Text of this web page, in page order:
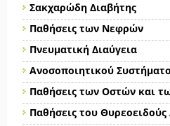
Σακχαρώδη Διαβήτης
Παθήσεις των Νεφρών
Πνευματική Διαύγεια
Ανοσοποιητικού
Παθήσεις των Οστών και
Παθήσεις του